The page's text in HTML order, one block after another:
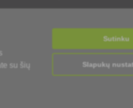
su šių
Sutinku
Slapukų